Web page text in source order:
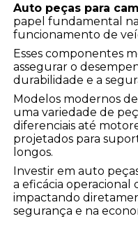
Auto peças para
papel fundamental
funcionamento de
Esses componentes
assegurar o
durabilidade e a
Modelos modernos
uma variedade de
diferenciais até
projetados para
longos.
Investir em auto
a eficácia operacional
impactando
segurança e na